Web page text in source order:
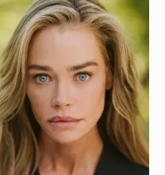
себя". 55-
подтяжки